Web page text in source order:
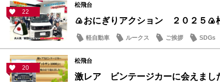
22
松飛台
🍙おにぎりアクション ２０２５🍙
軽自動車 ルークス ご挨拶 SDGs
20
松飛台
激レア ビンテージカーに会えまし